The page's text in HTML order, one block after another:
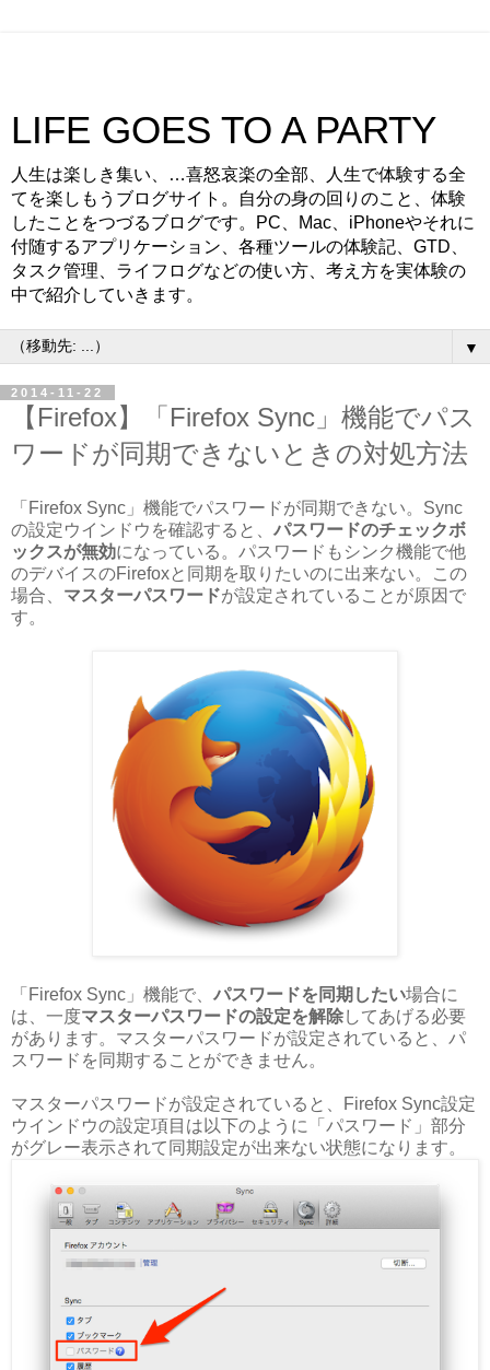
LIFE GOES TO A PARTY
人生は楽しき集い、…喜怒哀楽の全部、人生で体験する全
てを楽しもうブログサイト。自分の身の回りのこと、体験
したことをつづるブログです。PC、Mac、iPhoneやそれに
付随するアプリケーション、各種ツールの体験記、GTD、
タスク管理、ライフログなどの使い方、考え方を実体験の
中で紹介していきます。
▼
2014-11-22
【Firefox】「Firefox Sync」機能でパス
ワードが同期できないときの対処方法
「Firefox Sync」機能でパスワードが同期できない。Sync
の設定ウインドウ を確認すると、 パスワードのチェックボ
ックスが無効になっている。パスワードもシンク機能で他
のデバイスのFirefoxと同期を取りたいのに出来ない。この
場合、 マスターパスワードが設定されていることが原因で
す。
「Firefox Sync」機能で、 パスワードを同期したい場合に
は、一度マスターパスワードの設定を解除してあげる必要
があります。マスターパスワードが設定されていると、パ
スワードを同期することができません。
マスターパスワードが設定されていると、Firefox Sync設定
ウインドウの設定項目は以下のように「パスワード」部分
がグレー表示されて同期設定が出来ない状態になります。